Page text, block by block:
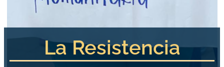
La Resistencia